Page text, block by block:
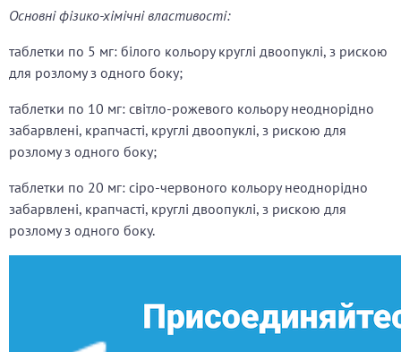
Основні фізико-хімічні властивості:
таблетки по 5 мг: білого кольору круглі двоопуклі, з рискою
для розлому з одного боку;
таблетки по 10 мг: світло-рожевого кольору неоднорідно
забарвлені, крапчасті, круглі двоопуклі, з рискою для
розлому з одного боку;
таблетки по 20 мг: сіро-червоного кольору неоднорідно
забарвлені, крапчасті, круглі двоопуклі, з рискою для
розлому з одного боку.